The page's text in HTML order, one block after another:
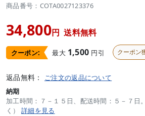
商品番号：COTA0027123376
34,800円 送料無料
クーポン: 最大 1,500 円引 クーポン
返品無料： ご注文の返品について
納期
加工時間：７－１５日、配送時間：５－７日
く） 詳細を見る